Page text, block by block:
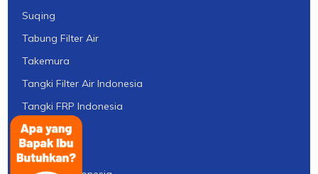
Suqing
Tabung Filter Air
Takemura
Tangki Filter Air Indonesia
Tangki FRP Indonesia
Tawas
TDS Meter